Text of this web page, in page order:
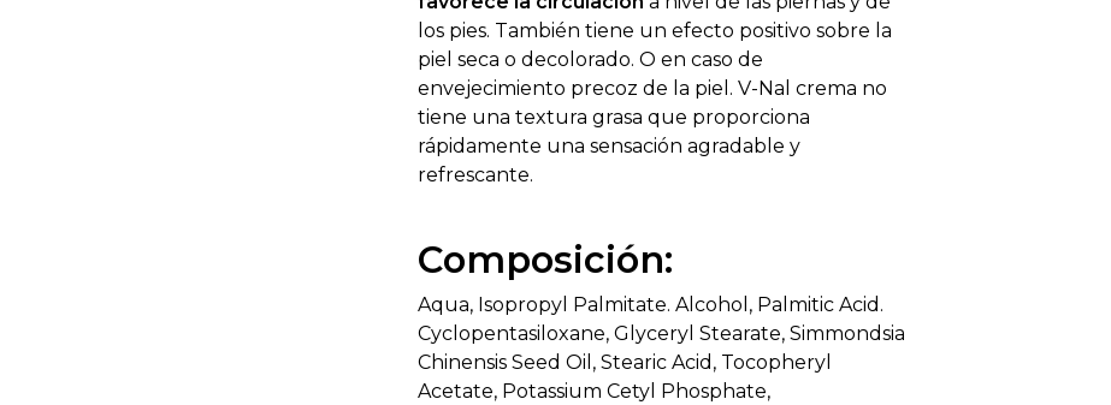
los pies. También tiene un efecto positivo sobre la
piel seca o decolorado. O en caso de
envejecimiento precoz de la piel. V-Nal crema no
tiene una textura grasa que proporciona
rápidamente una sensación agradable y
refrescante.
Composición:
Aqua, Isopropyl Palmitate. Alcohol, Palmitic Acid.
Cyclopentasiloxane, Glyceryl Stearate, Simmondsia
Chinensis Seed Oil, Stearic Acid, Tocopheryl
Acetate, Potassium Cetyl Phosphate,